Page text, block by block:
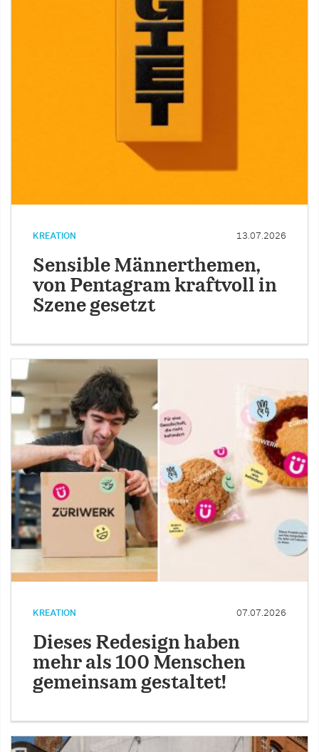
KREATION 13.07.2026
Sensible Männerthemen,
von Pentagram kraftvoll in
Szene gesetzt
KREATION 07.07.2026
Dieses Redesign haben
mehr als 100 Menschen
gemeinsam gestaltet!